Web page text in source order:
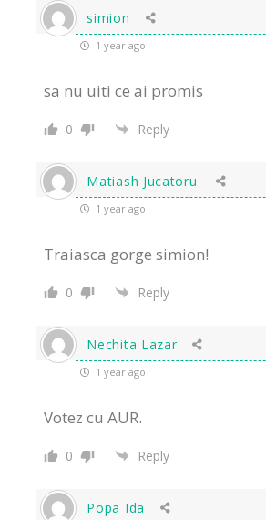
simion
1 year ago
sa nu uiti ce ai promis
0 Reply
Matiash Jucatoru'
1 year ago
Traiasca gorge simion!
0 Reply
Nechita Lazar
1 year ago
Votez cu AUR.
0 Reply
Popa Ida